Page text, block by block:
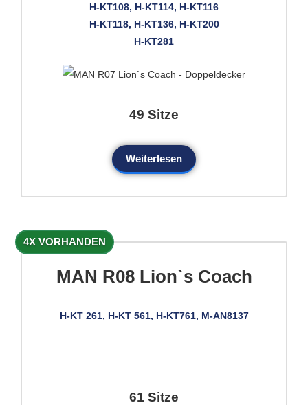
H-KT108, H-KT114, H-KT116
H-KT118, H-KT136, H-KT200
H-KT281
49 Sitze
Weiterlesen
4X VORHANDEN
MAN R08 Lion`s Coach
H-KT 261, H-KT 561, H-KT761, M-AN8137
61 Sitze